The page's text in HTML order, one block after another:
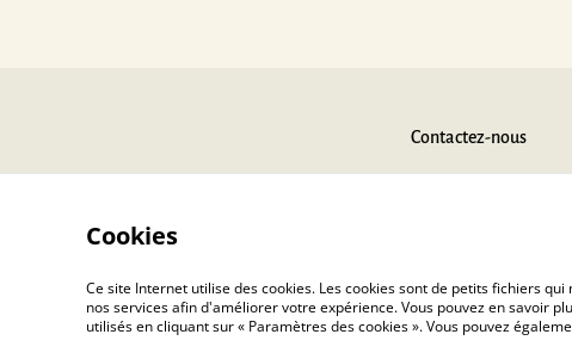
Contactez-nous
©2026 Toucanin.fr – La sélection de votre
Cookies
Ce site Internet utilise des cookies. Les cookies sont de petits fichiers
nos services afin d'améliorer votre expérience. Vous pouvez en savoir
utilisés en cliquant sur « Paramètres des cookies ». Vous pouvez